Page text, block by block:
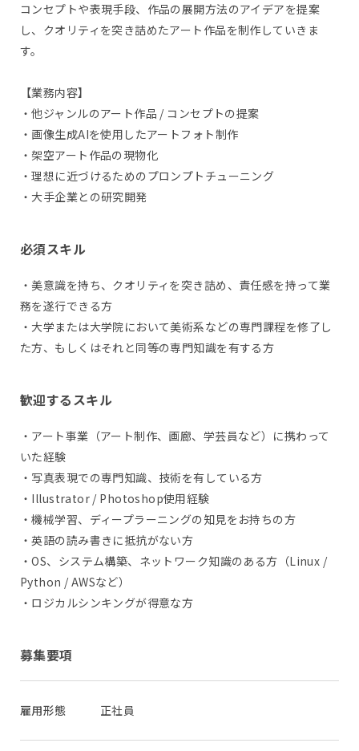
コンセプトや表現手段、作品の展開方法のアイデアを提案
し、クオリティを突き詰めたアート作品を制作していきま
す。
【業務内容】
・他ジャンルのアート作品 / コンセプトの提案
・画像生成AIを使用したアートフォト制作
・架空アート作品の現物化
・理想に近づけるためのプロンプトチューニング
・大手企業との研究開発
必須スキル
・美意識を持ち、クオリティを突き詰め、責任感を持って業
務を遂行できる方
・大学または大学院において美術系などの専門課程を修了し
た方、もしくはそれと同等の専門知識を有する方
歓迎するスキル
・アート事業（アート制作、画廊、学芸員など）に携わって
いた経験
・写真表現での専門知識、技術を有している方
・Illustrator / Photoshop使用経験
・機械学習、ディープラーニングの知見をお持ちの方
・英語の読み書きに抵抗がない方
・OS、システム構築、ネットワーク知識のある方（Linux /
Python / AWSなど）
・ロジカルシンキングが得意な方
募集要項
雇用形態 正社員